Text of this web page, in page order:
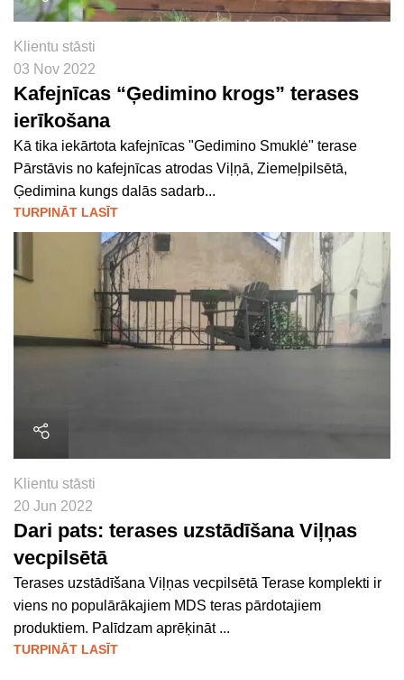
Klientu stāsti
03 Nov 2022
Kafejnīcas “Ģedimino krogs” terases
ierīkošana
Kā tika iekārtota kafejnīcas "Gedimino Smuklė" terase
Pārstāvis no kafejnīcas atrodas Viļņā, Ziemeļpilsētā,
Ģedimina kungs dalās sadarb...
TURPINĀT LASĪT
Klientu stāsti
20 Jun 2022
Dari pats: terases uzstādīšana Viļņas
vecpilsētā
Terases uzstādīšana Viļņas vecpilsētā Terase komplekti ir
viens no populārākajiem MDS teras pārdotajiem
produktiem. Palīdzam aprēķināt ...
TURPINĀT LASĪT